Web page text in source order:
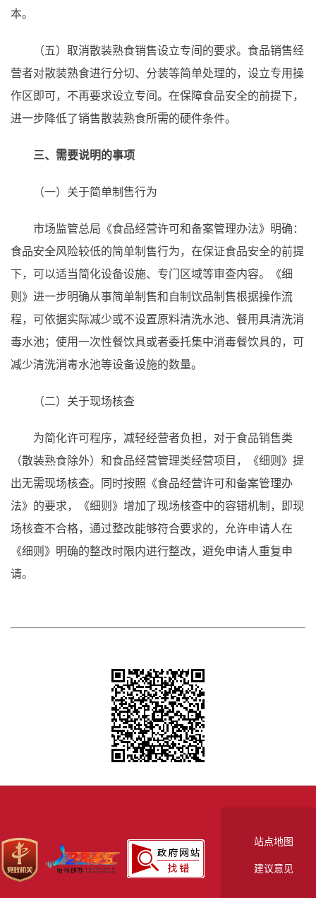
本。
（五）取消散装熟食销售设立专间的要求。食品销售经
营者对散装熟食进行分切、分装等简单处理的，设立专用操
作区即可，不再要求设立专间。在保障食品安全的前提下，
进一步降低了销售散装熟食所需的硬件条件。
三、需要说明的事项
（一）关于简单制售行为
市场监管总局《食品经营许可和备案管理办法》明确：
食品安全风险较低的简单制售行为，在保证食品安全的前提
下，可以适当简化设备设施、专门区域等审查内容。《细
则》进一步明确从事简单制售和自制饮品制售根据操作流
程，可依据实际减少或不设置原料清洗水池、餐用具清洗消
毒水池；使用一次性餐饮具或者委托集中消毒餐饮具的，可
减少清洗消毒水池等设备设施的数量。
（二）关于现场核查
为简化许可程序，减轻经营者负担，对于食品销售类
（散装熟食除外）和食品经营管理类经营项目，《细则》提
出无需现场核查。同时按照《食品经营许可和备案管理办
法》的要求，《细则》增加了现场核查中的容错机制，即现
场核查不合格，通过整改能够符合要求的，允许申请人在
《细则》明确的整改时限内进行整改，避免申请人重复申
请。
站点地图
建议意见